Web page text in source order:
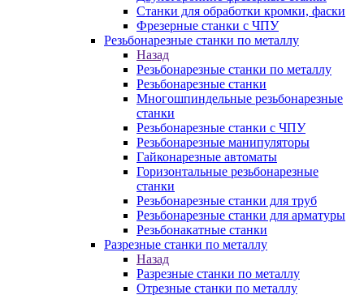
Станки для обработки кромки, фаски
Фрезерные станки с ЧПУ
Резьбонарезные станки по металлу
Назад
Резьбонарезные станки по металлу
Резьбонарезные станки
Многошпиндельные резьбонарезные
станки
Резьбонарезные станки с ЧПУ
Резьбонарезные манипуляторы
Гайконарезные автоматы
Горизонтальные резьбонарезные
станки
Резьбонарезные станки для труб
Резьбонарезные станки для арматуры
Резьбонакатные станки
Разрезные станки по металлу
Назад
Разрезные станки по металлу
Отрезные станки по металлу